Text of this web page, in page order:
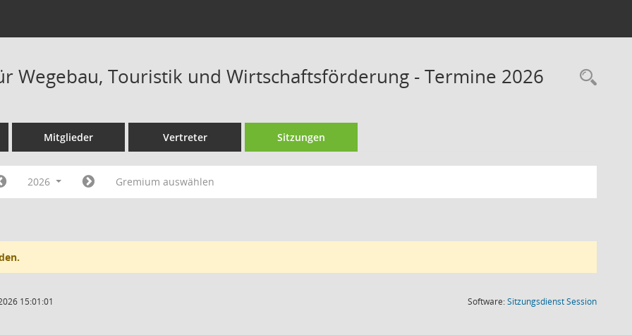
Wegebau, Touristik und Wirtschaftsförderung - Termine 2026
Mitglieder Vertreter Sitzungen
2026 Gremium auswählen
15:01:01 Software:SitzungsdienstSession(Wird in